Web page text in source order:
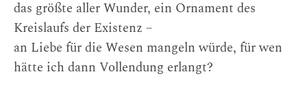
das größte aller Wunder, ein Ornament des
Kreislaufs der Existenz –
an Liebe für die Wesen mangeln würde, für wen
hätte ich dann Vollendung erlangt?